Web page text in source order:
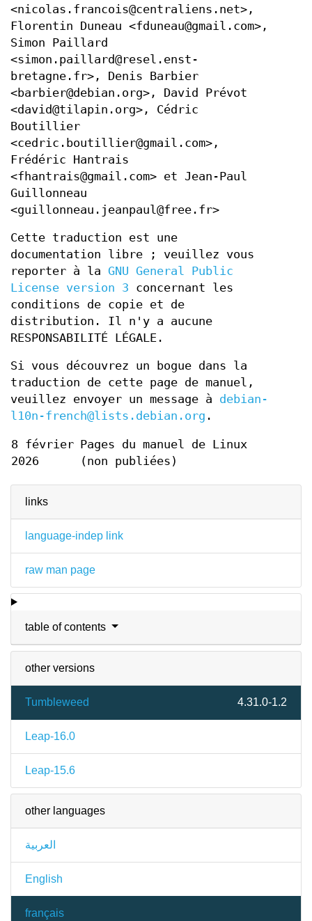
links
language-indep link
raw man page
table of contents
other versions
Tumbleweed 4.31.0-1.2
Leap-16.0
Leap-15.6
other languages
العربية
English
français
<nicolas.francois@centraliens.net>,
Florentin Duneau <fduneau@gmail.com>,
Simon Paillard
<simon.paillard@resel.enst-
bretagne.fr>, Denis Barbier
<barbier@debian.org>, David Prévot
<david@tilapin.org>, Cédric
Boutillier
<cedric.boutillier@gmail.com>,
Frédéric Hantrais
<fhantrais@gmail.com> et Jean-Paul
Guillonneau
<guillonneau.jeanpaul@free.fr>
Cette traduction est une
documentation libre ; veuillez vous
reporter à la GNU General Public
License version 3 concernant les
conditions de copie et de
distribution. Il n'y a aucune
RESPONSABILITÉ LÉGALE.
Si vous découvrez un bogue dans la
traduction de cette page de manuel,
veuillez envoyer un message à debian-
l10n-french@lists.debian.org .
8 février
2026
Pages du manuel de Linux
(non publiées)